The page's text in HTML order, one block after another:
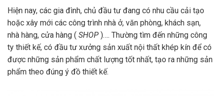
Hiện nay, các gia đình, chủ đầu tư đang có nhu cầu cải tạo
hoặc xây mới các công trình nhà ở, văn phòng, khách sạn,
nhà hàng, cửa hàng ( SHOP )…. Thường tìm đến những công
ty thiết kế, có đầu tư xưởng sản xuất nội thất khép kín để có
được những sản phẩm chất lượng tốt nhất, tạo ra những sản
phẩm theo đúng ý đồ thiết kế.